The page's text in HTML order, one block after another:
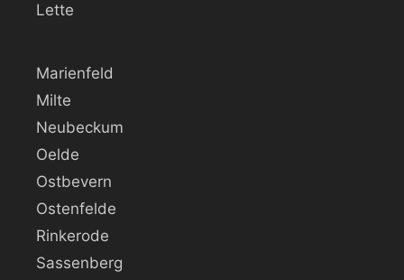
Lette
Marienfeld
Milte
Neubeckum
Oelde
Ostbevern
Ostenfelde
Rinkerode
Sassenberg